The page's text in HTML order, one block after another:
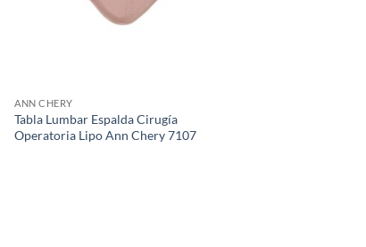
ANN CHERY
Tabla Lumbar Espalda Cirugía
Operatoria Lipo Ann Chery 7107